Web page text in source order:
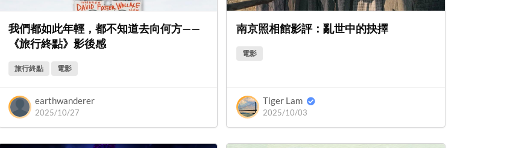
我們都如此年輕，都不知道去向何方——
《旅行終點》影後感
旅行終點 電影
earthwanderer
2025/10/27
南京照相館影評：亂世中的抉擇
電影
Tiger Lam
2025/10/03